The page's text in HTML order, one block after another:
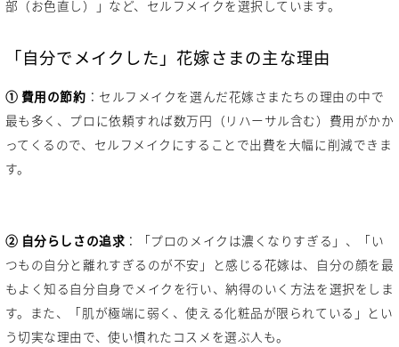
部（お色直し）」など、セルフメイクを選択しています。
「自分でメイクした」花嫁さまの主な理由
① 費用の節約 ：セルフメイクを選んだ花嫁さまたちの理由の中で
最も多く、プロに依頼すれば数万円（リハーサル含む）費用がかか
ってくるので、セルフメイクにすることで出費を大幅に削減できま
す。
② 自分らしさの追求 ：「プロのメイクは濃くなりすぎる」、「い
つもの自分と離れすぎるのが不安」と感じる花嫁は、自分の顔を最
もよく知る自分自身でメイクを行い、納得のいく方法を選択をしま
す。また、「肌が極端に弱く、使える化粧品が限られている」とい
う切実な理由で、使い慣れたコスメを選ぶ人も。